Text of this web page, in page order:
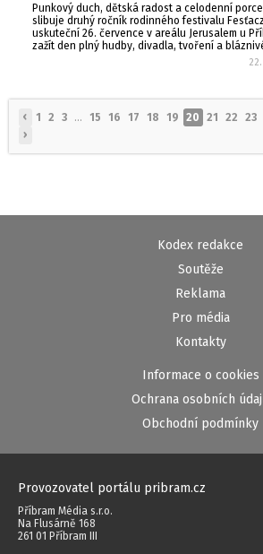
Punkový duch, dětská radost a celodenní
slibuje druhý ročník rodinného festivalu
uskuteční 26. července v areálu Jerusalem u
zažít den plný hudby, divadla, tvoření a
‹ 1 2 3 ... 15 16 17 18 19 20 21 22 23
›
Kodex redakce
Soutěže
Reklama
Pro média
Kontakty
Informace o cookies
Ochrana osobních
Obchodní podmínky
Provozovatel portálu pribram.cz
Příbram Média s.r.o.
Na Flusárně 168
261 01 Příbram III